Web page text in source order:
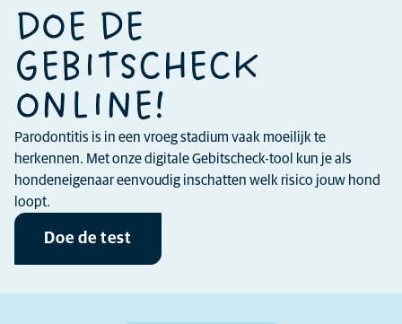
DOE DE
GEBITSCHECK
ONLINE!
Parodontitis is in een vroeg stadium vaak moeilijk te
herkennen. Met onze digitale Gebitscheck-tool kun je als
hondeneigenaar eenvoudig inschatten welk risico jouw hond
loopt.
Doe de test